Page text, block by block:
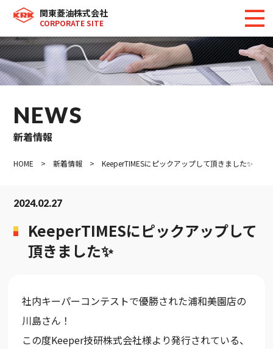
関東菱油株式会社
CORPORATE SITE
NEWS
新着情報
HOME >新着情報 > KeeperTIMESにピックアップして頂きました✨
2024.02.27
KeeperTIMESにピックアップして
頂きました✨
社内キーパーコンテストで優勝された浦和美園店の
川島さん！
この度Keeper技研株式会社様より発行されている、